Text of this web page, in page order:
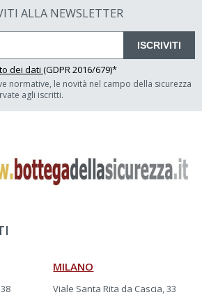
ALLA NEWSLETTER
ISCRIVITI
dei dati (GDPR 2016/679)*
normative, le novità nel campo della sicurezza
agli iscritti.
MILANO
Viale Santa Rita da Cascia, 33